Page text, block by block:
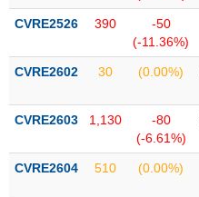
Trạng
cổ
Quy
thị
CVRE2526 390
-50
(-11.36%)
CVRE2602 30 (0.00%)
CVRE2603 1,130
-80
(-6.61%)
CVRE2604 510 (0.00%)
NGÀNH